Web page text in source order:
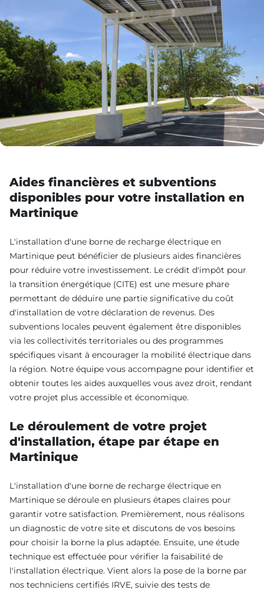
Aides financières et subventions
disponibles pour votre installation en
Martinique
L'installation d'une borne de recharge électrique en
Martinique peut bénéficier de plusieurs aides financières
pour réduire votre investissement. Le crédit d'impôt pour
la transition énergétique (CITE) est une mesure phare
permettant de déduire une partie significative du coût
d'installation de votre déclaration de revenus. Des
subventions locales peuvent également être disponibles
via les collectivités territoriales ou des programmes
spécifiques visant à encourager la mobilité électrique dans
la région. Notre équipe vous accompagne pour identifier et
obtenir toutes les aides auxquelles vous avez droit, rendant
votre projet plus accessible et économique.
Le déroulement de votre projet
d'installation, étape par étape en
Martinique
L'installation d'une borne de recharge électrique en
Martinique se déroule en plusieurs étapes claires pour
garantir votre satisfaction. Premièrement, nous réalisons
un diagnostic de votre site et discutons de vos besoins
pour choisir la borne la plus adaptée. Ensuite, une étude
technique est effectuée pour vérifier la faisabilité de
l'installation électrique. Vient alors la pose de la borne par
nos techniciens certifiés IRVE, suivie des tests de